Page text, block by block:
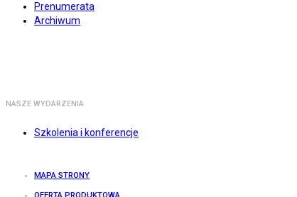
Prenumerata
Archiwum
NASZE WYDARZENIA
Szkolenia i konferencje
MAPA STRONY